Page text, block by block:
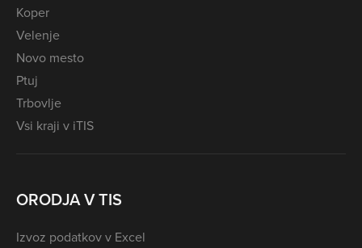
Koper
Velenje
Novo mesto
Ptuj
Trbovlje
Vsi kraji v iTIS
ORODJA V TIS
Izvoz podatkov v Excel